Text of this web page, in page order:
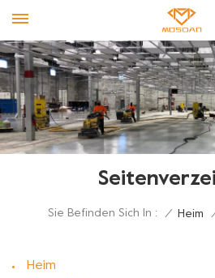
Sie Befinden Sich In : / Heim
Heim